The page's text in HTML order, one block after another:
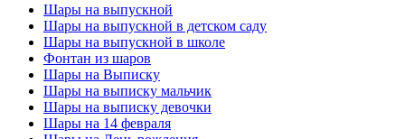
Шары на выпускной
Шары на выпускной в детском саду
Шары на выпускной в школе
Фонтан из шаров
Шары на Выписку
Шары на выписку мальчик
Шары на выписку девочки
Шары на 14 февраля